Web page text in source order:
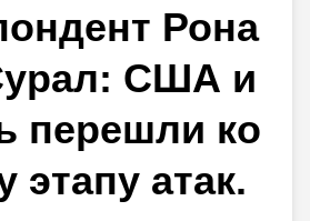
Рона
США и
перешли ко
этапу атак.